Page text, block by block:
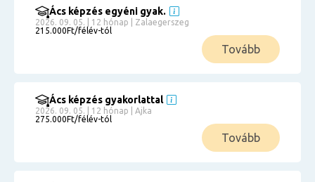
Ács képzés egyéni gyak.
2026. 09. 05. | 12 hónap | Zalaegerszeg
215.000Ft/félév-tól
Tovább
Ács képzés gyakorlattal
2026. 09. 05. | 12 hónap | Ajka
275.000Ft/félév-tól
Tovább